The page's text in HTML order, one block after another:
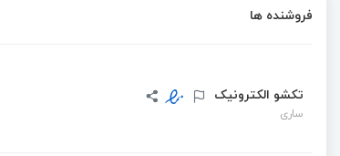
فروشنده ها
تکشو الکترونیک
ساری